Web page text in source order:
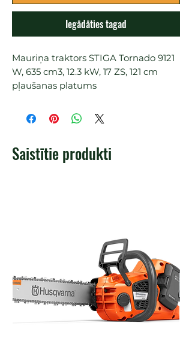
Iegādāties tagad
Mauriņa traktors STIGA Tornado 9121
W, 635 cm3, 12.3 kW, 17 ZS, 121 cm
pļaušanas platums
Saistītie produkti